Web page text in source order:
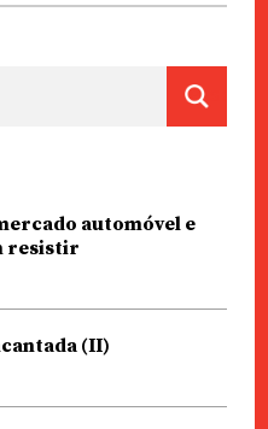
automóvel e
resistir
(II)